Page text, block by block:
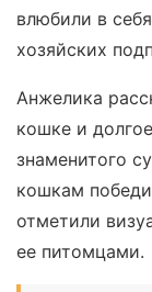
влюбили в
хозяйских
Анжелика
кошке и
знаменитого
кошкам
отметили
ее питомцами.